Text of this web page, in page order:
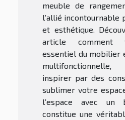
meuble de
l’allié
et esthétique.
article comment
essentiel du mobilier
inspirer par des
sublimer votre
l’espace avec
constitue une